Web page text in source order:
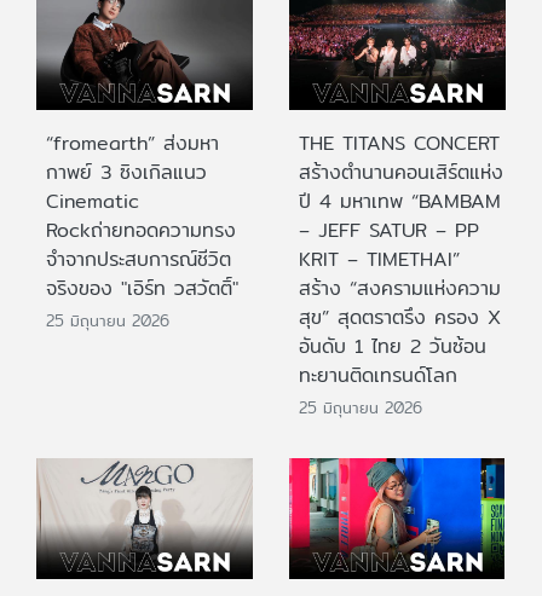
“fromearth” ส่งมหา
กาพย์ 3 ซิงเกิลแนว
Cinematic
Rockถ่ายทอดความทรง
จำจากประสบการณ์ชีวิต
จริงของ "เอิร์ท วสวัตติ์"
25 มิถุนายน 2026
THE TITANS CONCERT
สร้างตำนานคอนเสิร์ตแห่ง
ปี 4 มหาเทพ “BAMBAM
– JEFF SATUR – PP
KRIT – TIMETHAI”
สร้าง “สงครามแห่งความ
สุข” สุดตราตรึง ครอง X
อันดับ 1 ไทย 2 วันซ้อน
ทะยานติดเทรนด์โลก
25 มิถุนายน 2026